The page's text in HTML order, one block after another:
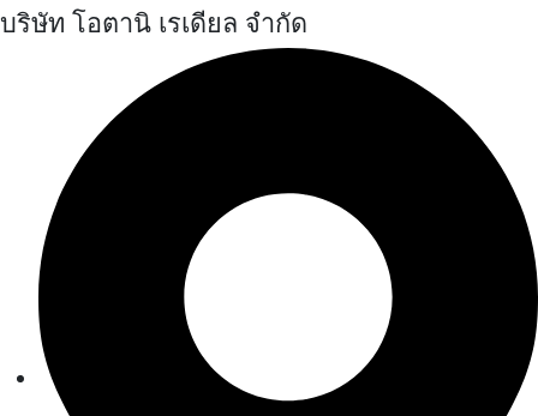
บริษัท โอตานิ เรเดียล จำกัด